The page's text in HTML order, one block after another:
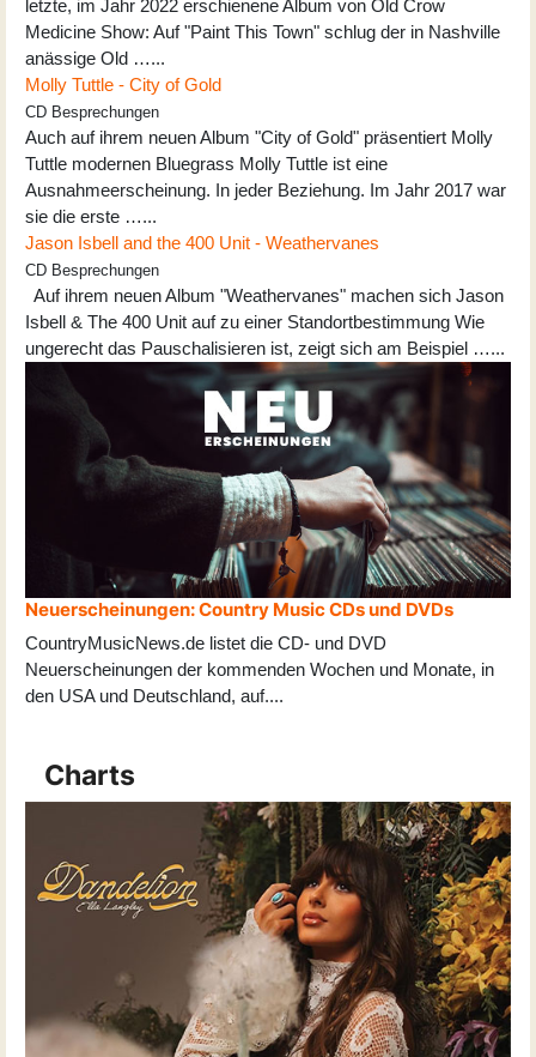
letzte, im Jahr 2022 erschienene Album von Old Crow
Medicine Show: Auf "Paint This Town" schlug der in Nashville
anässige Old …...
Molly Tuttle - City of Gold
CD Besprechungen
Auch auf ihrem neuen Album "City of Gold" präsentiert Molly
Tuttle modernen Bluegrass Molly Tuttle ist eine
Ausnahmeerscheinung. In jeder Beziehung. Im Jahr 2017 war
sie die erste …...
Jason Isbell and the 400 Unit - Weathervanes
CD Besprechungen
Auf ihrem neuen Album "Weathervanes" machen sich Jason
Isbell & The 400 Unit auf zu einer Standortbestimmung Wie
ungerecht das Pauschalisieren ist, zeigt sich am Beispiel …...
Neuerscheinungen: Country Music CDs und DVDs
CountryMusicNews.de listet die CD- und DVD
Neuerscheinungen der kommenden Wochen und Monate, in
den USA und Deutschland, auf....
Charts